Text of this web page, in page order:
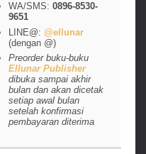
WA/SMS:0896-8530-
9651
LINE@:@ellunar
(dengan @)
Preorder buku-buku
Ellunar Publisher
dibuka sampai akhir
bulan dan akan dicetak
setiap awal bulan
setelah konfirmasi
pembayaran diterima